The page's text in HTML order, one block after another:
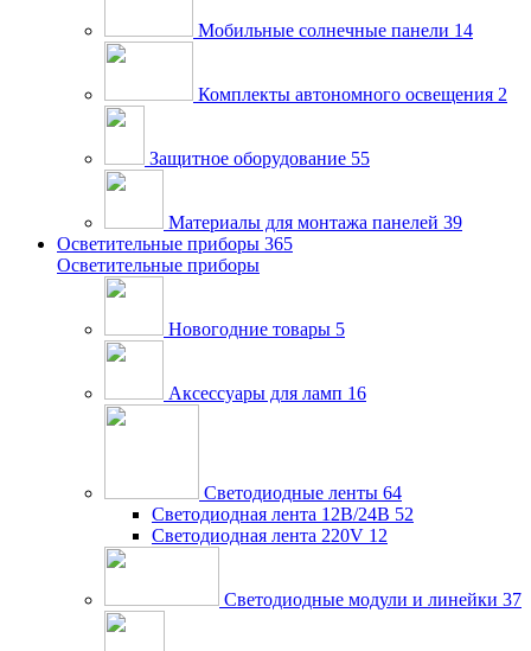
Мобильные солнечные панели 14
Комплекты автономного освещения 2
Защитное оборудование 55
Материалы для монтажа панелей 39
Осветительные приборы 365
Осветительные приборы
Новогодние товары 5
Аксессуары для ламп 16
Светодиодные ленты 64
Светодиодная лента 12В/24В 52
Светодиодная лента 220V 12
Светодиодные модули и линейки 37